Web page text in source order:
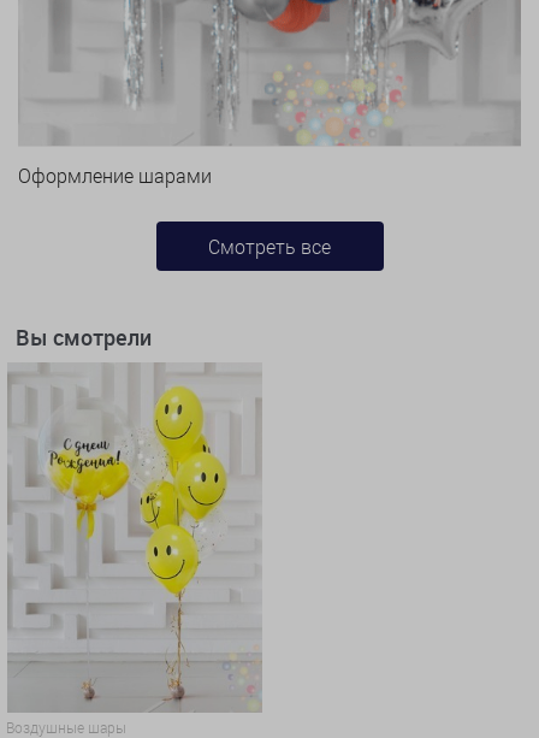
Оформление шарами
Смотреть все
Вы смотрели
Воздушные шары